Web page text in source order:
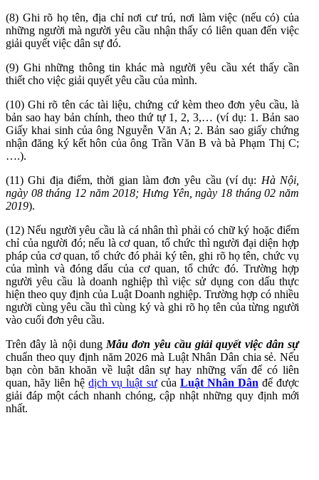
(8) Ghi rõ họ tên, địa chỉ nơi cư trú, nơi làm việc (nếu có) của
những người mà người yêu cầu nhận thấy có liên quan đến việc
giải quyết việc dân sự đó.
(9) Ghi những thông tin khác mà người yêu cầu xét thấy cần
thiết cho việc giải quyết yêu cầu của mình.
(10) Ghi rõ tên các tài liệu, chứng cứ kèm theo đơn yêu cầu, là
bản sao hay bản chính, theo thứ tự 1, 2, 3,… (ví dụ: 1. Bản sao
Giấy khai sinh của ông Nguyễn Văn A; 2. Bản sao giấy chứng
nhận đăng ký kết hôn của ông Trần Văn B và bà Phạm Thị C;
….).
(11) Ghi địa điểm, thời gian làm đơn yêu cầu (ví dụ: Hà Nội,
ngày 08 tháng 12 năm 2018; Hưng Yên, ngày 18 tháng 02 năm
2019).
(12) Nếu người yêu cầu là cá nhân thì phải có chữ ký hoặc điểm
chỉ của người đó; nếu là cơ quan, tổ chức thì người đại diện hợp
pháp của cơ quan, tổ chức đó phải ký tên, ghi rõ họ tên, chức vụ
của mình và đóng dấu của cơ quan, tổ chức đó. Trường hợp
người yêu cầu là doanh nghiệp thì việc sử dụng con dấu thực
hiện theo quy định của Luật Doanh nghiệp. Trường hợp có nhiều
người cùng yêu cầu thì cùng ký và ghi rõ họ tên của từng người
vào cuối đơn yêu cầu.
Trên đây là nội dung Mẫu đơn yêu cầu giải quyết việc dân sự
chuẩn theo quy định năm 2026 mà Luật Nhân Dân chia sẻ. Nếu
bạn còn băn khoăn về luật dân sự hay những vấn để có liên
quan, hãy liên hệdịch vụ luật sưcủa Luật Nhân Dân để được
giải đáp một cách nhanh chóng, cập nhật những quy định mới
nhất.